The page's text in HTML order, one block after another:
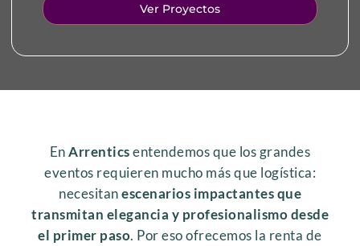
Ver Proyectos
EnArrenticsentendemos que los grandes
eventos requieren mucho más que logística:
necesitanescenarios impactantes que
transmitan elegancia y profesionalismo desde
el primer paso. Por eso ofrecemos la renta de